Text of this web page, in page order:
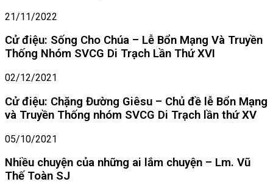
21/11/2022
Cử điệu: Sống Cho Chúa – Lễ Bổn Mạng Và Truyền
Thống Nhóm SVCG Di Trạch Lần Thứ XVI
02/12/2021
Cử điệu: Chặng Đường Giêsu – Chủ đề lễ Bổn Mạng
và Truyền Thống nhóm SVCG Di Trạch lần thứ XV
05/10/2021
Nhiều chuyện của những ai lắm chuyện – Lm. Vũ
Thế Toàn SJ